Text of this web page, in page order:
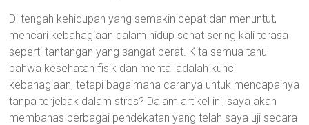
Di tengah kehidupan yang semakin cepat dan menuntut,
mencari kebahagiaan dalam hidup sehat sering kali terasa
seperti tantangan yang sangat berat. Kita semua tahu
bahwa kesehatan fisik dan mental adalah kunci
kebahagiaan, tetapi bagaimana caranya untuk mencapainya
tanpa terjebak dalam stres? Dalam artikel ini, saya akan
membahas berbagai pendekatan yang telah saya uji secara